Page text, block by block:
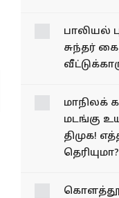
பாலியல்
சுந்தர்
மாநிலக்
மடங்கு
திமுக!
தெரியுமா?
கொளத்தூர்